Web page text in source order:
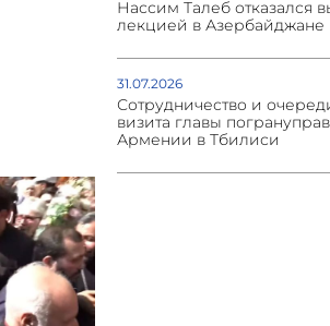
Нассим Талеб отказался
лекцией в Азербайджане
31.07.2026
Сотрудничество и
визита главы
Армении в Тбилиси